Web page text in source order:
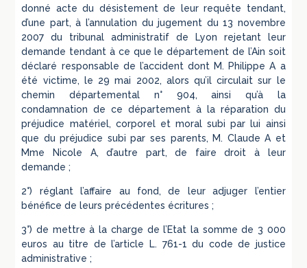
donné acte du désistement de leur requête tendant,
d’une part, à l’annulation du jugement du 13 novembre
2007 du tribunal administratif de Lyon rejetant leur
demande tendant à ce que le département de l’Ain soit
déclaré responsable de l’accident dont M. Philippe A a
été victime, le 29 mai 2002, alors qu’il circulait sur le
chemin départemental n° 904, ainsi qu’à la
condamnation de ce département à la réparation du
préjudice matériel, corporel et moral subi par lui ainsi
que du préjudice subi par ses parents, M. Claude A et
Mme Nicole A, d’autre part, de faire droit à leur
demande ;
2°) réglant l’affaire au fond, de leur adjuger l’entier
bénéfice de leurs précédentes écritures ;
3°) de mettre à la charge de l’Etat la somme de 3 000
euros au titre de l’article L. 761-1 du code de justice
administrative ;